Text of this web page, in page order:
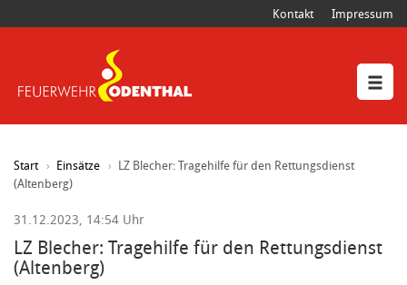
Kontakt Impressum
Start Einsätze
LZ Blecher: Tragehilfe für den Rettungsdienst
(Altenberg)
31.12.2023, 14:54 Uhr
LZ Blecher: Tragehilfe für den Rettungsdienst
(Altenberg)